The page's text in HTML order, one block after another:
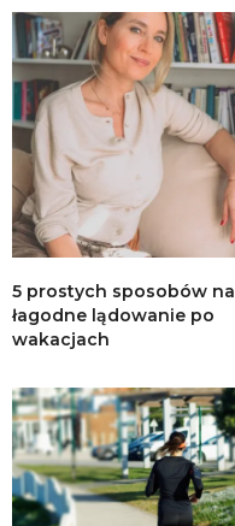
5 prostych sposobów na
łagodne lądowanie po
wakacjach